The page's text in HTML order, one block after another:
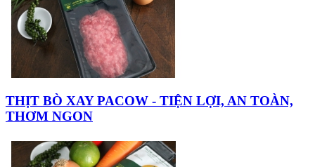
THỊT BÒ XAY PACOW - TIỆN LỢI, AN TOÀN,
THƠM NGON